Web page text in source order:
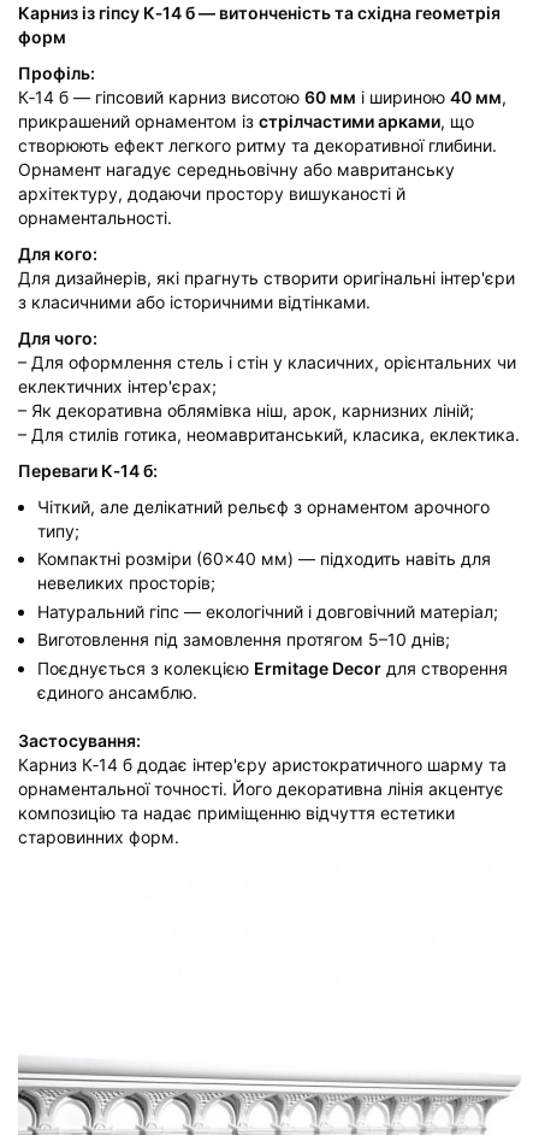
Карниз із гіпсу К‑14 б — витонченість та східна геометрія
форм
Профіль:
К‑14 б — гіпсовий карниз висотою 60 мм і шириною 40 мм,
прикрашений орнаментом із стрілчастими арками, що
створюють ефект легкого ритму та декоративної глибини.
Орнамент нагадує середньовічну або мавританську
архітектуру, додаючи простору вишуканості й
орнаментальності.
Для кого:
Для дизайнерів, які прагнуть створити оригінальні інтер'єри
з класичними або історичними відтінками.
Для чого:
– Для оформлення стель і стін у класичних, орієнтальних чи
еклектичних інтер'єрах;
– Як декоративна облямівка ніш, арок, карнизних ліній;
– Для стилів готика, неомавританський, класика, еклектика.
Переваги К‑14 б:
Чіткий, але делікатний рельєф з орнаментом арочного
типу;
Компактні розміри (60×40 мм) — підходить навіть для
невеликих просторів;
Натуральний гіпс — екологічний і довговічний матеріал;
Виготовлення під замовлення протягом 5–10 днів;
Поєднується з колекцією Ermitage Decor для створення
єдиного ансамблю.
Застосування:
Карниз К‑14 б додає інтер'єру аристократичного шарму та
орнаментальної точності. Його декоративна лінія акцентує
композицію та надає приміщенню відчуття естетики
старовинних форм.